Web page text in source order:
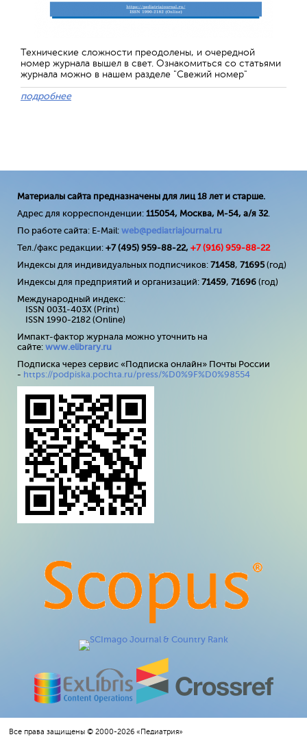
Технические сложности преодолены, и очередной
номер журнала вышел в свет. Ознакомиться со статьями
журнала можно в нашем разделе "Свежий номер"
подробнее
Материалы сайта предназначены для лиц 18 лет и старше.
Адрес для корреспонденции: 115054, Москва, М-54, а/я 32.
По работе сайта: E-Mail: web@pediatriajournal.ru
Тел./факс редакции: +7 (495) 959-88-22, +7 (916) 959-88-22
Индексы для индивидуальных подписчиков: 71458, 71695(год)
Индексы для предприятий и организаций: 71459, 71696 (год)
Международный индекс:
ISSN 0031-403X (Print)
ISSN 1990-2182 (Online)
Импакт-фактор журнала можно уточнить на
сайте: www.elibrary.ru
Подписка через сервис «Подписка онлайн» Почты России
- https://podpiska.pochta.ru/press/%D0%9F%D0%98554
Все права защищены © 2000-2026 «Педиатрия»